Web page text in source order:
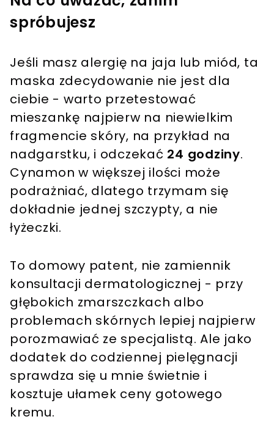
spróbujesz
Jeśli masz alergię na jaja lub miód, ta
maska zdecydowanie nie jest dla
ciebie - warto przetestować
mieszankę najpierw na niewielkim
fragmencie skóry, na przykład na
nadgarstku, i odczekać 24 godziny.
Cynamon w większej ilości może
podrażniać, dlatego trzymam się
dokładnie jednej szczypty, a nie
łyżeczki.
To domowy patent, nie zamiennik
konsultacji dermatologicznej - przy
głębokich zmarszczkach albo
problemach skórnych lepiej najpierw
porozmawiać ze specjalistą. Ale jako
dodatek do codziennej pielęgnacji
sprawdza się u mnie świetnie i
kosztuje ułamek ceny gotowego
kremu.